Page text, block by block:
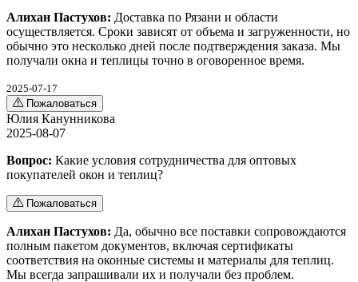
Алихан Пастухов: Доставка по Рязани и области
осуществляется. Сроки зависят от объема и загруженности, но
обычно это несколько дней после подтверждения заказа. Мы
получали окна и теплицы точно в оговоренное время.
2025-07-17
Пожаловаться
Юлия Канунникова
2025-08-07
Вопрос: Какие условия сотрудничества для оптовых
покупателей окон и теплиц?
Пожаловаться
Алихан Пастухов: Да, обычно все поставки сопровождаются
полным пакетом документов, включая сертификаты
соответствия на оконные системы и материалы для теплиц.
Мы всегда запрашивали их и получали без проблем.